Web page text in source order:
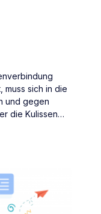
muss sich in die
und gegen
die Kulissen